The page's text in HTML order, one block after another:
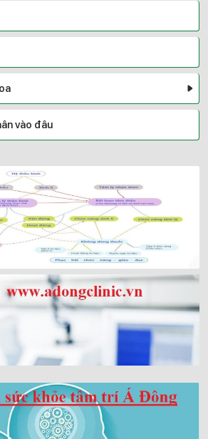
vào đâu